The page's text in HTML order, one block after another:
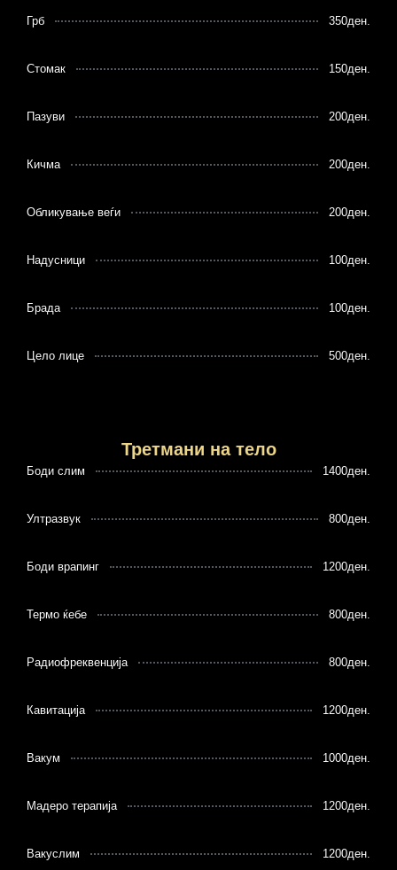
Грб 350ден.
Стомак 150ден.
Пазуви 200ден.
Кичма 200ден.
Обликување веѓи 200ден.
Надусници 100ден.
Брада 100ден.
Цело лице 500ден.
Третмани на тело
Боди слим 1400ден.
Ултразвук 800ден.
Боди врапинг 1200ден.
Термо ќебе 800ден.
Радиофреквенција 800ден.
Кавитација 1200ден.
Вакум 1000ден.
Мадеро терапија 1200ден.
Вакуслим 1200ден.